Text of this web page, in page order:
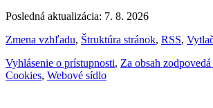
Posledná aktualizácia: 7. 8. 2026
Zmena vzhľadu, Štruktúra stránok, RSS,
Vyhlásenie o prístupnosti, Za obsah
Cookies, Webové sídlo